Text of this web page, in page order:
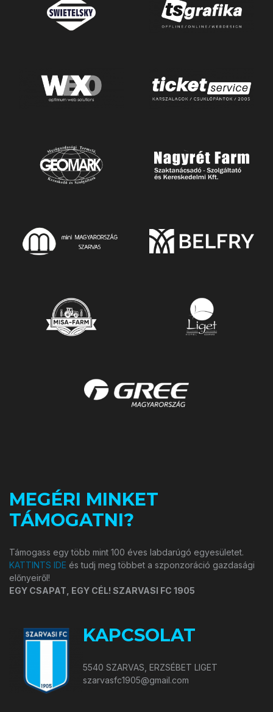
MEGÉRI MINKET
TÁMOGATNI?
Támogass egy több mint 100 éves labdarúgó egyesületet.
KATTINTS IDE és tudj meg többet a szponzoráció gazdasági
előnyeiről!
EGY CSAPAT, EGY CÉL! SZARVASI FC 1905
KAPCSOLAT
5540 SZARVAS, ERZSÉBET LIGET
szarvasfc1905@gmail.com